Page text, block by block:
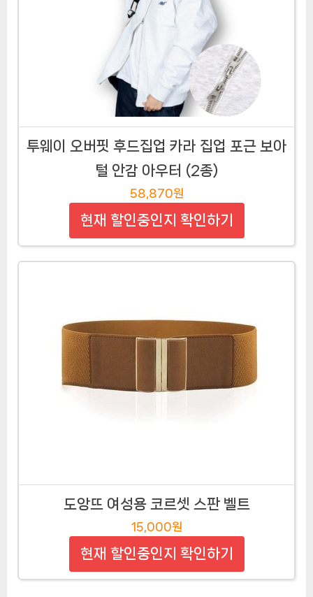
투웨이 오버핏 후드집업 카라 집업 포근 보아
털 안감 아우터 (2종)
58,870원
현재 할인중인지 확인하기
도앙뜨 여성용 코르셋 스판 벨트
15,000원
현재 할인중인지 확인하기